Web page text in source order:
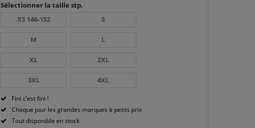
Sélectionner la taille stp.
XS 146-152
S
M L
XL 2XL
3XL 4XL
Fini c’est fini !
Chaque jour les grandes marques à petits prix
Tout disponible en stock